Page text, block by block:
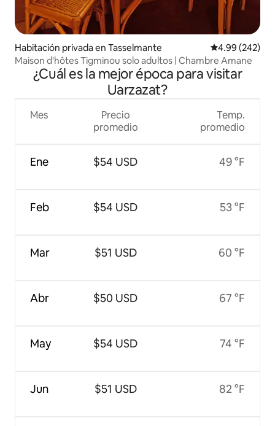
Habitación privada en Tasselmante Calificación
4.99 (242)
Maison d'hôtes Tigminou solo adultos | Chambre Amane
¿Cuál es la mejor época para visitar
Uarzazat?
Mes
Ene
Feb
Mar
Abr
May
Jun
Precio
promedio
$54 USD
$54 USD
$51 USD
$50 USD
$54 USD
$51 USD
Temp.
promedio
49 °F
53 °F
60 °F
67 °F
74 °F
82 °F